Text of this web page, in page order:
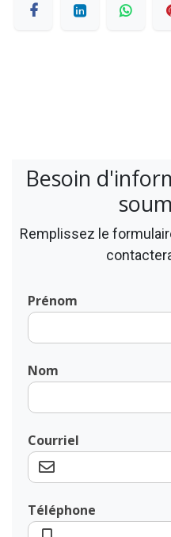
Besoin
Remplissez le
Prénom
Nom
Courriel
Téléphone